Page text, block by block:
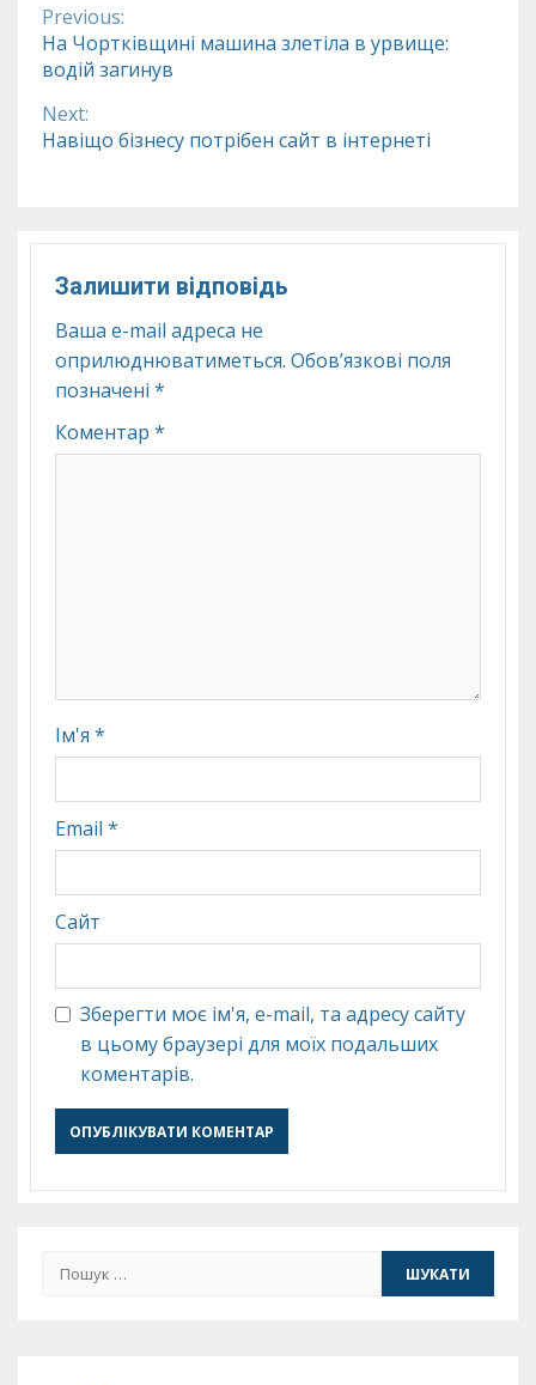
Continue
Reading
Previous:
На Чортківщині машина злетіла в урвище:
водій загинув
Next:
Навіщо бізнесу потрібен сайт в інтернеті
Залишити відповідь
Ваша e-mail адреса не
оприлюднюватиметься. Обов’язкові поля
позначені *
Коментар *
Ім'я *
Email *
Сайт
Зберегти моє ім'я, e-mail, та адресу сайту
в цьому браузері для моїх подальших
коментарів.
Пошук: